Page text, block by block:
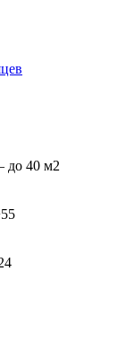
до 40 м2